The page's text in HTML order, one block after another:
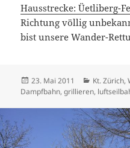
Hausstrecke: Üetliberg-
Richtung völlig
bist unsere Wander-
Veröffentlicht
am
23. Mai 2011 Kategorien
Kt. Zürich,
Dampfbahn,grillieren,